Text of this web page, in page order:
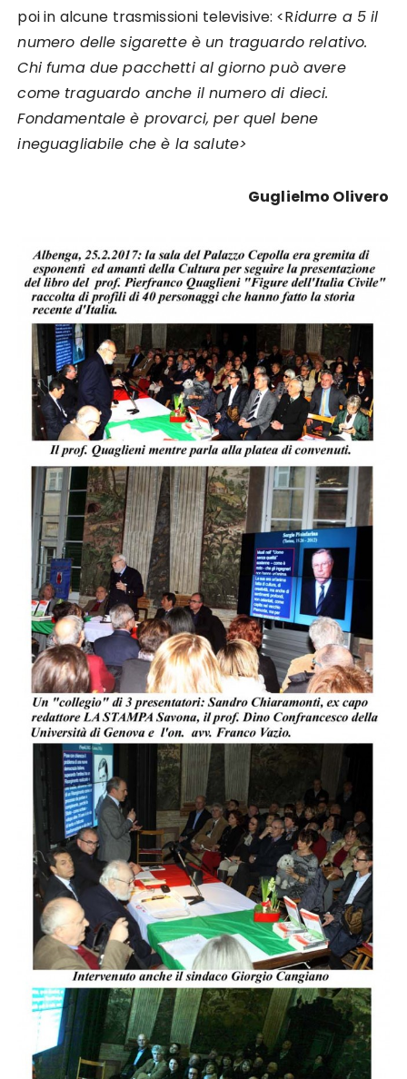
poi in alcune trasmissioni televisive: <Ridurre a 5 il
numero delle sigarette è un traguardo relativo.
Chi fuma due pacchetti al giorno può avere
come traguardo anche il numero di dieci.
Fondamentale è provarci, per quel bene
ineguagliabile che è la salute>
Guglielmo Olivero